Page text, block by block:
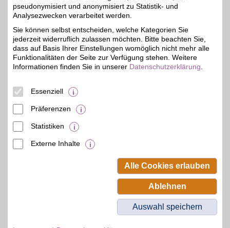
bis zu 20€
Mit dem Livesport-
8.000
Sportübertragungen pro
Jahr erleben: von zu
Hause, unterwegs,
zeitversetzt oder im
Rückblick. Jetzt das
Beamten-Selbsthilfewerk GmbH.
pseudonymisiert und anonymisiert zu Statistik- und
Analysezwecken verarbeitet werden.
Sie können selbst entscheiden, welche Kategorien Sie
jederzeit widerruflich zulassen möchten. Bitte beachten Sie,
dass auf Basis Ihrer Einstellungen womöglich nicht mehr alle
Funktionalitäten der Seite zur Verfügung stehen. Weitere
Informationen finden Sie in unserer Datenschutzerklärung
Essenziell
Präferenzen
Statistiken
Externe Inhalte
Alle Cookies erlauben
Ablehnen
Auswahl speichern